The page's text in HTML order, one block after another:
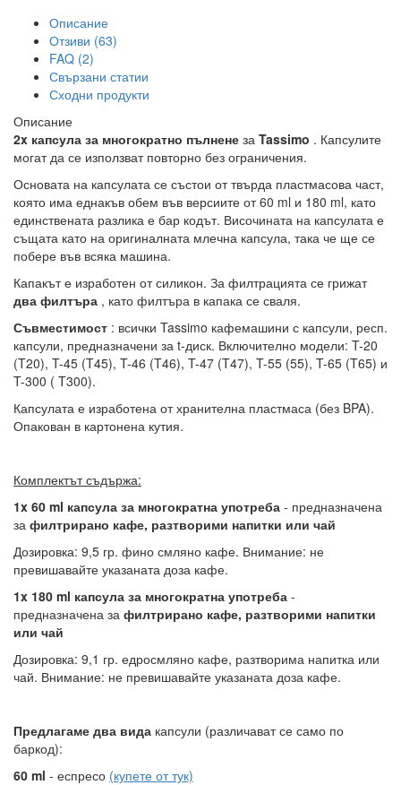
Описание
Отзиви (63)
FAQ (2)
Свързани статии
Сходни продукти
Описание
2x капсула за многократно пълнене за Tassimo . Капсулите
могат да се използват повторно без ограничения.
Основата на капсулата се състои от твърда пластмасова част,
която има еднакъв обем във версиите от 60 ml и 180 ml, като
единствената разлика е бар кодът. Височината на капсулата е
същата като на оригиналната млечна капсула, така че ще се
побере във всяка машина.
Капакът е изработен от силикон. За филтрацията се грижат
два филтъра , като филтъра в капака се сваля.
Съвместимост : всички Tassimo кафемашини с капсули, респ.
капсули, предназначени за t-диск. Включително модели: T-20
(T20), T-45 (T45), T-46 (T46), T-47 (T47), T-55 (55), T-65 (T65) и
T-300 ( T300).
Капсулата е изработена от хранителна пластмаса (без BPA).
Опакован в картонена кутия.
Комплектът съдържа:
1x 60 ml капсула за многократна употреба - предназначена
за филтрирано кафе, разтворими напитки или чай
Дозировка: 9,5 гр. фино смляно кафе. Внимание: не
превишавайте указаната доза кафе.
1x 180 ml капсула за многократна употреба -
предназначена за филтрирано кафе, разтворими напитки
или чай
Дозировка: 9,1 гр. едросмляно кафе, разтворима напитка или
чай. Внимание: не превишавайте указаната доза кафе.
Предлагаме два вида капсули (различават се само по
баркод):
60 ml - еспресо (купете от тук)